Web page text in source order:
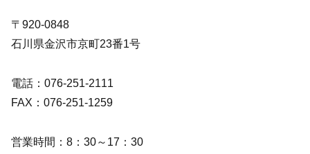
〒920-0848
石川県金沢市京町23番1号
電話：076-251-2111
FAX：076-251-1259
営業時間：8：30～17：30